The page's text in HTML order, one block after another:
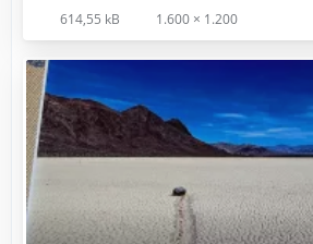
614,55 kB 1.600 × 1.200